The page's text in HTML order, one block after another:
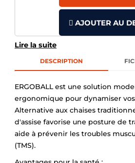
Lire la suite
AJOUTER AU
DESCRIPTION
ERGOBALL est une solution
ergonomique pour dynamiser
Alternative aux chaises
d'assise favorise une posture de
aide à prévenir les troubles
(TMS).